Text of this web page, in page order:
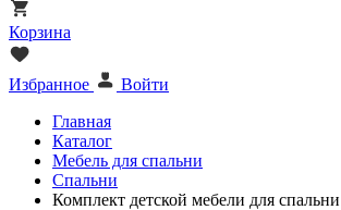
Корзина
Избранное
Войти
Главная
Каталог
Мебель для спальни
Спальни
Комплект детской мебели для